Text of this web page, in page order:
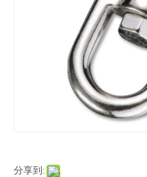
分享到: